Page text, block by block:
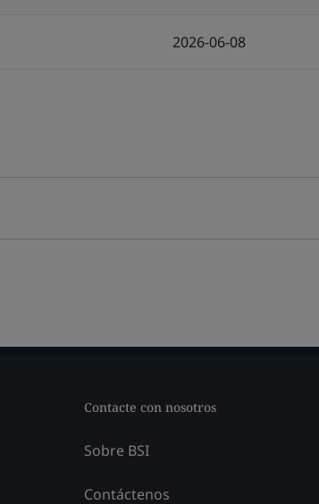
2026-06-08
Contacte con nosotros
Sobre BSI
Contáctenos